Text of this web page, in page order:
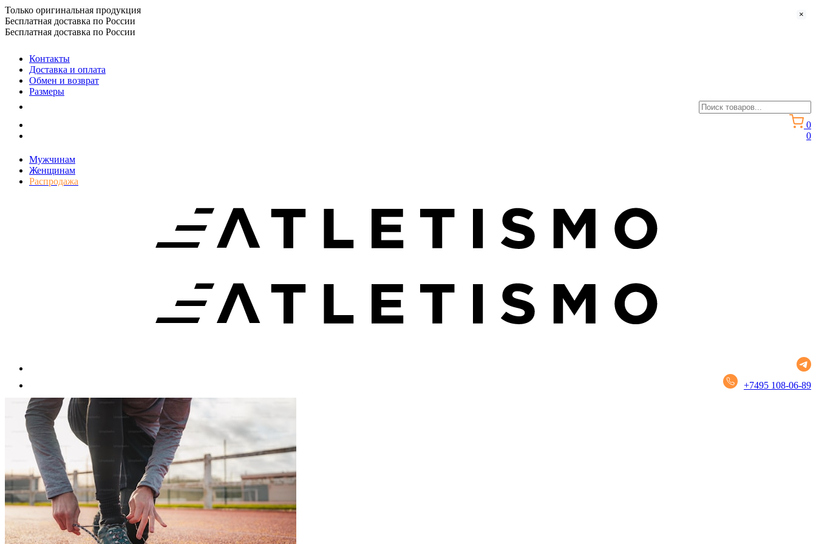
Только оригинальная продукция
Бесплатная доставка по России
Бесплатная доставка по России
Контакты
Доставка и оплата
Обмен и возврат
Размеры
0
0
Мужчинам
Женщинам
Распродажа
+7495 108-06-89
×